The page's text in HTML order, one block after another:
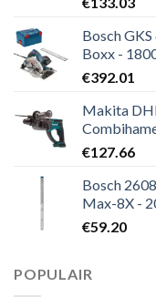
Bosch
Boxx -
€392.01
Makita
€127.66
Bosch
Max-8X -
€59.20
POPULAIR